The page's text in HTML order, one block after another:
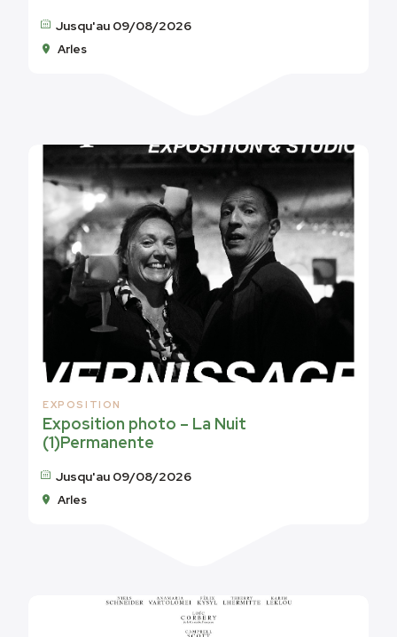
Jusqu'au 09/08/2026
Arles
EXPOSITION
Exposition photo – La Nuit
(1)Permanente
Jusqu'au 09/08/2026
Arles